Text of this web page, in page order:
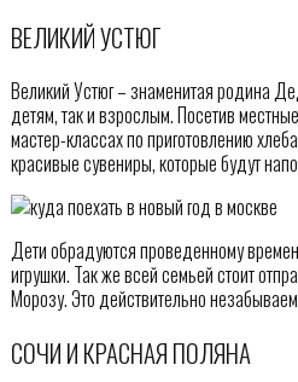
ВЕЛИКИЙ УСТЮГ
Великий Устюг – знаменитая родина
детям, так и взрослым. Посетив
мастер-классах по приготовлению
красивые сувениры, которые будут
Дети обрадуются проведенному
игрушки. Так же всей семьей стоит
Морозу. Это действительно
СОЧИ И КРАСНАЯ ПОЛЯНА